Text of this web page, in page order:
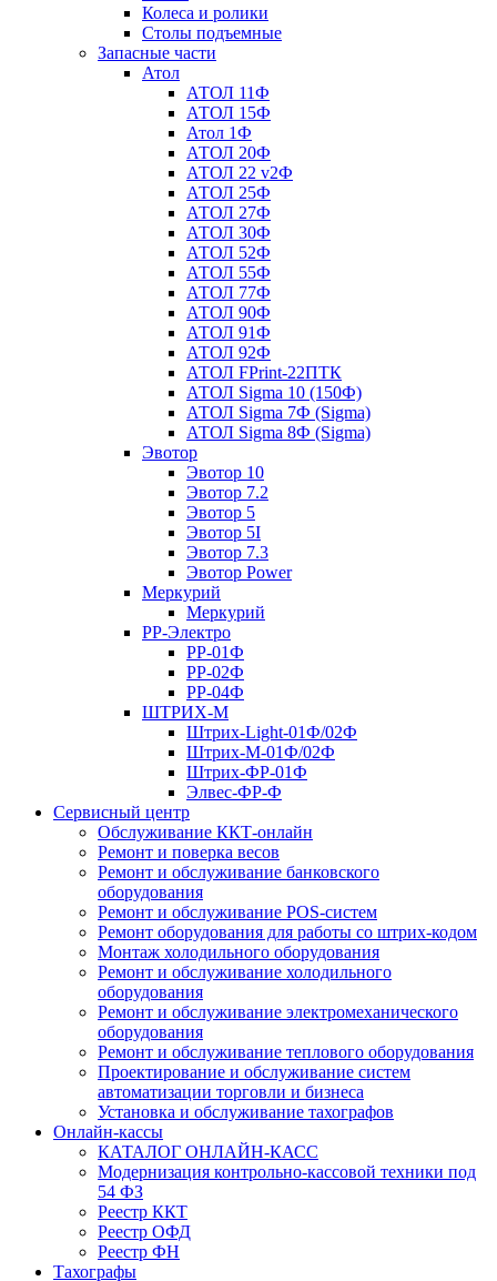
Колеса и ролики
Столы подъемные
Запасные части
Атол
АТОЛ 11Ф
АТОЛ 15Ф
Атол 1Ф
АТОЛ 20Ф
АТОЛ 22 v2Ф
АТОЛ 25Ф
АТОЛ 27Ф
АТОЛ 30Ф
АТОЛ 52Ф
АТОЛ 55Ф
АТОЛ 77Ф
АТОЛ 90Ф
АТОЛ 91Ф
АТОЛ 92Ф
АТОЛ FPrint-22ПТК
АТОЛ Sigma 10 (150Ф)
АТОЛ Sigma 7Ф (Sigma)
АТОЛ Sigma 8Ф (Sigma)
Эвотор
Эвотор 10
Эвотор 7.2
Эвотор 5
Эвотор 5I
Эвотор 7.3
Эвотор Power
Меркурий
Меркурий
РР-Электро
РР-01Ф
РР-02Ф
РР-04Ф
ШТРИХ-М
Штрих-Light-01Ф/02Ф
Штрих-М-01Ф/02Ф
Штрих-ФР-01Ф
Элвес-ФР-Ф
Сервисный центр
Обслуживание ККТ-онлайн
Ремонт и поверка весов
Ремонт и обслуживание банковского
оборудования
Ремонт и обслуживание POS-систем
Ремонт оборудования для работы со штрих-кодом
Монтаж холодильного оборудования
Ремонт и обслуживание холодильного
оборудования
Ремонт и обслуживание электромеханического
оборудования
Ремонт и обслуживание теплового оборудования
Проектирование и обслуживание систем
автоматизации торговли и бизнеса
Установка и обслуживание тахографов
Онлайн-кассы
КАТАЛОГ ОНЛАЙН-КАСС
Модернизация контрольно-кассовой техники под
54 ФЗ
Реестр ККТ
Реестр ОФД
Реестр ФН
Тахографы